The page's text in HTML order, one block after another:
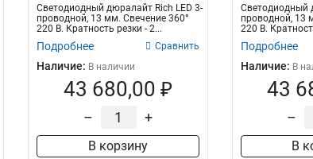
Светодиодный дюралайт Rich LED 3-
проводной, 13 мм. Свечение 360°
220 В. Кратность резки - 2...
Подробнее Сравнить
Наличие: В наличии
43 680,00 ₽
– +
В корзину
Светодиодный
проводной, 13
220 В.
Подробнее
Наличие: В
43
–
В